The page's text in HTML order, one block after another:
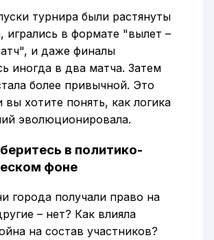
турнира были растянуты
игрались в формате "вылет –
и даже финалы
иногда в два матча. Затем
более привычной. Это
вы хотите понять, как логика
эволюционировала.
в политико-
фоне
города получали право на
– нет? Как влияла
на состав участников?